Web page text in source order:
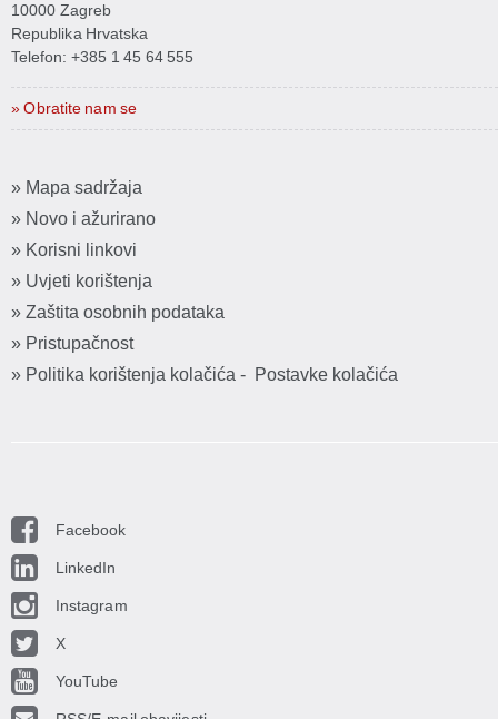
10000 Zagreb
Republika Hrvatska
Telefon: +385 1 45 64 555
» Obratite nam se
» Mapa sadržaja
» Novo i ažurirano
» Korisni linkovi
» Uvjeti korištenja
» Zaštita osobnih podataka
» Pristupačnost
» Politika korištenja kolačića - Postavke kolačića
Facebook
LinkedIn
Instagram
X
YouTube